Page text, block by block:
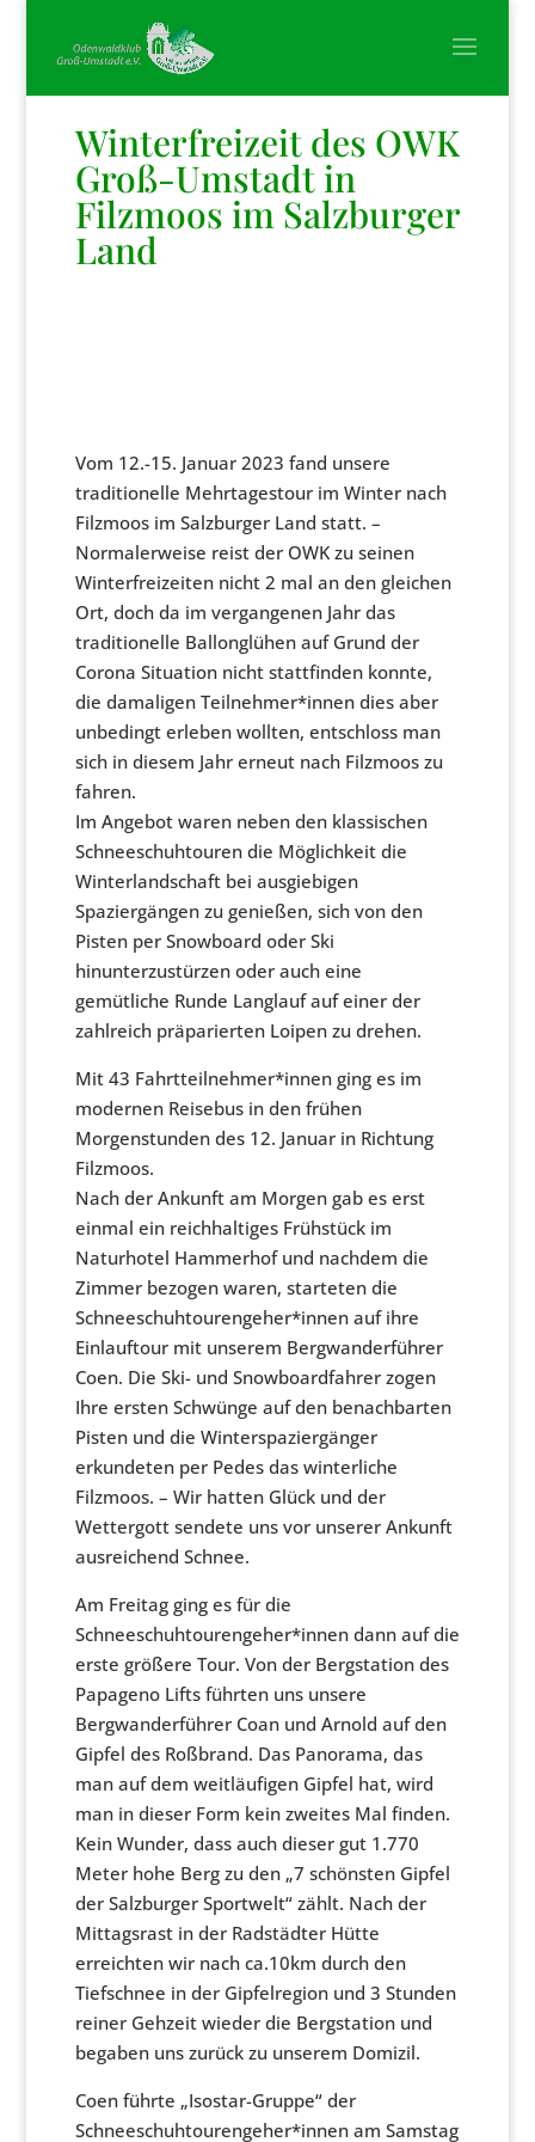
Winterfreizeit des OWK
Groß-Umstadt in
Filzmoos im Salzburger
Land
Vom 12.-15. Januar 2023 fand unsere
traditionelle Mehrtagestour im Winter nach
Filzmoos im Salzburger Land statt. –
Normalerweise reist der OWK zu seinen
Winterfreizeiten nicht 2 mal an den gleichen
Ort, doch da im vergangenen Jahr das
traditionelle Ballonglühen auf Grund der
Corona Situation nicht stattfinden konnte,
die damaligen Teilnehmer*innen dies aber
unbedingt erleben wollten, entschloss man
sich in diesem Jahr erneut nach Filzmoos zu
fahren.
Im Angebot waren neben den klassischen
Schneeschuhtouren die Möglichkeit die
Winterlandschaft bei ausgiebigen
Spaziergängen zu genießen, sich von den
Pisten per Snowboard oder Ski
hinunterzustürzen oder auch eine
gemütliche Runde Langlauf auf einer der
zahlreich präparierten Loipen zu drehen.
Mit 43 Fahrtteilnehmer*innen ging es im
modernen Reisebus in den frühen
Morgenstunden des 12. Januar in Richtung
Filzmoos.
Nach der Ankunft am Morgen gab es erst
einmal ein reichhaltiges Frühstück im
Naturhotel Hammerhof und nachdem die
Zimmer bezogen waren, starteten die
Schneeschuhtourengeher*innen auf ihre
Einlauftour mit unserem Bergwanderführer
Coen. Die Ski- und Snowboardfahrer zogen
Ihre ersten Schwünge auf den benachbarten
Pisten und die Winterspaziergänger
erkundeten per Pedes das winterliche
Filzmoos. – Wir hatten Glück und der
Wettergott sendete uns vor unserer Ankunft
ausreichend Schnee.
Am Freitag ging es für die
Schneeschuhtourengeher*innen dann auf die
erste größere Tour. Von der Bergstation des
Papageno Lifts führten uns unsere
Bergwanderführer Coan und Arnold auf den
Gipfel des Roßbrand. Das Panorama, das
man auf dem weitläufigen Gipfel hat, wird
man in dieser Form kein zweites Mal finden.
Kein Wunder, dass auch dieser gut 1.770
Meter hohe Berg zu den „7 schönsten Gipfel
der Salzburger Sportwelt“ zählt. Nach der
Mittagsrast in der Radstädter Hütte
erreichten wir nach ca.10km durch den
Tiefschnee in der Gipfelregion und 3 Stunden
reiner Gehzeit wieder die Bergstation und
begaben uns zurück zu unserem Domizil.
Coen führte „Isostar-Gruppe“ der
Schneeschuhtourengeher*innen am Samstag